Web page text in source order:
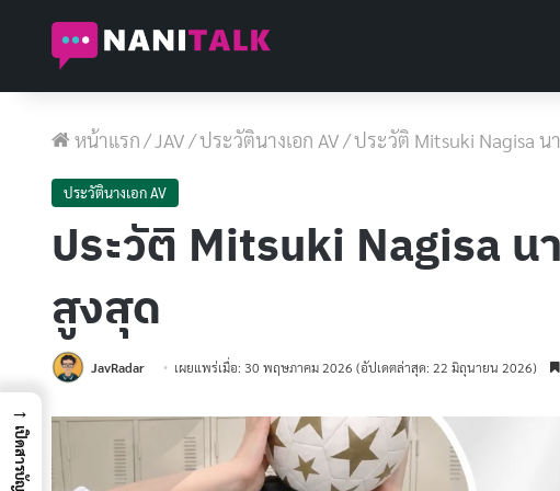
หน้าแรก/JAV/ประวัตินางเอก AV/ประวัติ Mitsuki Nagisa น
ประวัตินางเอก AV
ประวัติ Mitsuki Nagisa น
สูงสุด
JavRadar เผยแพร่เมื่อ: 30 พฤษภาคม 2026 (อัปเดตล่าสุด: 22 มิถุนายน 2026)
→
เปิดสารบัญ